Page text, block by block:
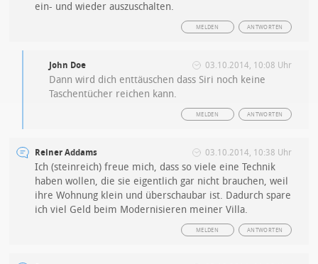
ein- und wieder auszuschalten.
ANTWORTEN
MELDEN
John Doe 03.10.2014, 10:08 Uhr
Dann wird dich enttäuschen dass Siri noch keine
Taschentücher reichen kann.
ANTWORTEN
MELDEN
Reiner Addams 03.10.2014, 10:38 Uhr
Ich (steinreich) freue mich, dass so viele eine Technik
haben wollen, die sie eigentlich gar nicht brauchen, weil
ihre Wohnung klein und überschaubar ist. Dadurch spare
ich viel Geld beim Modernisieren meiner Villa.
ANTWORTEN
MELDEN